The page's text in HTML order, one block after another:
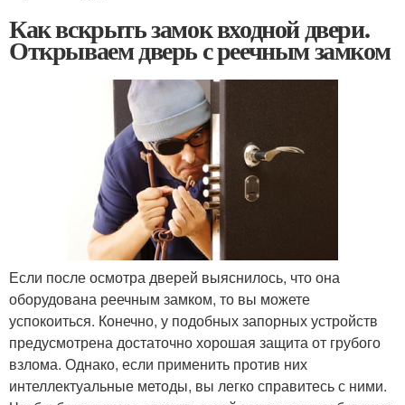
Как вскрыть замок входной двери.
Открываем дверь с реечным замком
Если после осмотра дверей выяснилось, что она
оборудована реечным замком, то вы можете
успокоиться. Конечно, у подобных запорных устройств
предусмотрена достаточно хорошая защита от грубого
взлома. Однако, если применить против них
интеллектуальные методы, вы легко справитесь с ними.